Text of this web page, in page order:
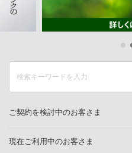
ご契約を検討中のお客さま
現在ご利用中のお客さま